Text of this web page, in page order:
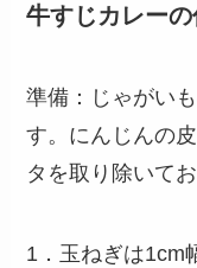
牛すじカレー
準備：じゃがい
す。にんじんの
タを取り除いてお
1．玉ねぎは1cm